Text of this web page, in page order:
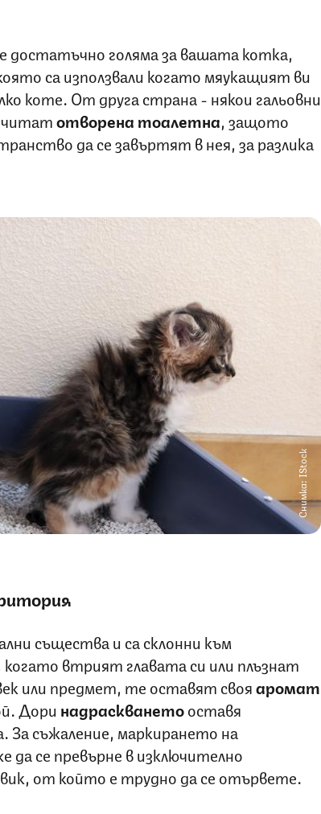
голяма за вашата котка,
са използвали когато мяукащият ви
коте. От друга страна - някои гальовни
отворена тоалетна, защото
да се завъртят в нея, за разлика
Снимка: IStock
същества и са склонни към
втрият главата си или плъзнат
или предмет, те оставят свояаромат
Дори надраскванетооставя
съжаление, маркирането на
да се превърне в изключително
от който е трудно да се отървете.